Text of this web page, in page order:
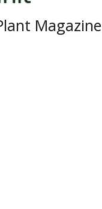
Magazine